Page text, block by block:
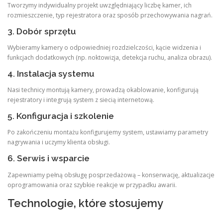
Tworzymy indywidualny projekt uwzględniający liczbę kamer, ich
rozmieszczenie, typ rejestratora oraz sposób przechowywania nagrań.
3. Dobór sprzętu
Wybieramy kamery o odpowiedniej rozdzielczości, kącie widzenia i
funkcjach dodatkowych (np. noktowizja, detekcja ruchu, analiza obrazu).
4. Instalacja systemu
Nasi technicy montują kamery, prowadzą okablowanie, konfigurują
rejestratory i integrują system z siecią internetową.
5. Konfiguracja i szkolenie
Po zakończeniu montażu konfigurujemy system, ustawiamy parametry
nagrywania i uczymy klienta obsługi.
6. Serwis i wsparcie
Zapewniamy pełną obsługę posprzedażową – konserwację, aktualizacje
oprogramowania oraz szybkie reakcje w przypadku awarii.
Technologie, które stosujemy